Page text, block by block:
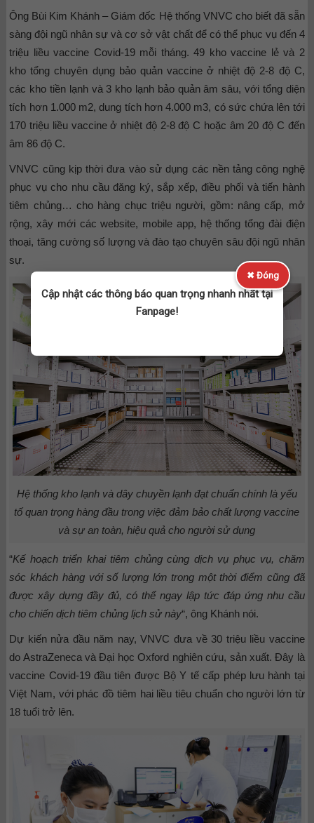
Ông Bùi Kim Khánh – Giám đốc Hệ thống VNVC cho biết đã sẵn
sàng đội ngũ nhân sự và cơ sở vật chất để có thể phục vụ đến 4
triệu liều vaccine Covid-19 mỗi tháng. 49 kho vaccine lẻ và 2
kho tổng chuyên dụng bảo quản vaccine ở nhiệt độ 2-8 độ C,
các kho tiền lạnh và 3 kho lạnh bảo quản âm sâu, với tổng diện
tích hơn 1.000 m2, dung tích hơn 4.000 m3, có sức chứa lên tới
170 triệu liều vaccine ở nhiệt độ 2-8 độ C hoặc âm 20 độ C đến
âm 86 độ C.
VNVC cũng kịp thời đưa vào sử dụng các nền tảng công nghệ
phục vụ cho nhu cầu đăng ký, sắp xếp, điều phối và tiến hành
tiêm chủng… cho hàng chục triệu người, gồm: nâng cấp, mở
rộng, xây mới các website, mobile app, hệ thống tổng đài điện
thoại, tăng cường số lượng và đào tạo chuyên sâu đội ngũ nhân
sự.
Hệ thống kho lạnh và dây chuyền lạnh đạt chuẩn chính là yếu
tố quan trọng hàng đầu trong việc đảm bảo chất lượng vaccine
và sự an toàn, hiệu quả cho người sử dụng
“Kế hoạch triển khai tiêm chủng cùng dịch vụ phục vụ, chăm
sóc khách hàng với số lượng lớn trong một thời điểm cũng đã
được xây dựng đầy đủ, có thể ngay lập tức đáp ứng nhu cầu
cho chiến dịch tiêm chủng lịch sử này“, ông Khánh nói.
Dự kiến nửa đầu năm nay, VNVC đưa về 30 triệu liều vaccine
do AstraZeneca và Đại học Oxford nghiên cứu, sản xuất. Đây là
vaccine Covid-19 đầu tiên được Bộ Y tế cấp phép lưu hành tại
Việt Nam, với phác đồ tiêm hai liều tiêu chuẩn cho người lớn từ
18 tuổi trở lên.
✖ Đóng
Cập nhật các thông báo quan trọng nhanh nhất tại
Fanpage!